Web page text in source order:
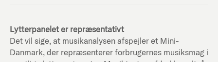
Lytterpanelet er repræsentativt
Det vil sige, at musikanalysen afspejler et Mini-
Danmark, der repræsenterer forbrugernes musiksmag i